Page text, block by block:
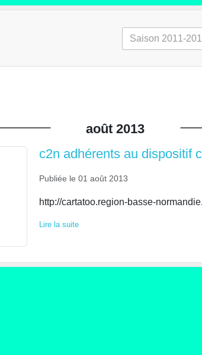
août 2013
c2n adhérents au dispositif
Publiée le 01 août 2013
http://cartatoo.region-basse-
Lire la suite